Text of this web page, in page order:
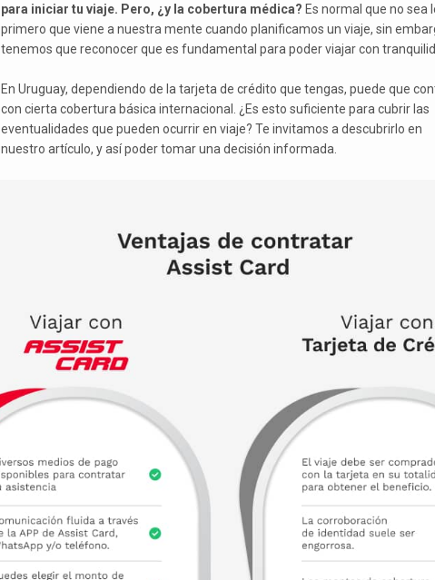
para iniciar tu viaje. Pero, ¿y la cobertura médica? Es normal que no sea
primero que viene a nuestra mente cuando planificamos un viaje, sin
tenemos que reconocer que es fundamental para poder viajar con
En Uruguay, dependiendo de la tarjeta de crédito que tengas, puede que
con cierta cobertura básica internacional. ¿Es esto suficiente para cubrir las
eventualidades que pueden ocurrir en viaje? Te invitamos a descubrirlo en
nuestro artículo, y así poder tomar una decisión informada.